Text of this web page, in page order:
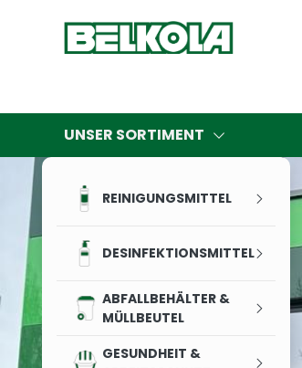
UNSER SORTIMENT
REINIGUNGSMITTEL
DESINFEKTIONSMITTEL
ABFALLBEHÄLTER &
MÜLLBEUTEL
GESUNDHEIT &